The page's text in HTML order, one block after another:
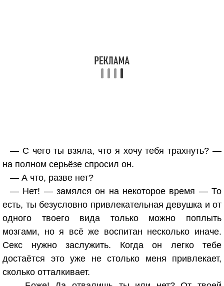
— С чего ты взяла, что я хочу тебя трахнуть? —
на полном серьёзе спросил он.
— А что, разве нет?
— Нет! — замялся он на некоторое время — То
есть, ты безусловно привлекательная девушка и от
одного твоего вида только можно поплыть
мозгами, но я всё же воспитан несколько иначе.
Секс нужно заслужить. Когда он легко тебе
достаётся это уже не столько меня привлекает,
сколько отталкивает.